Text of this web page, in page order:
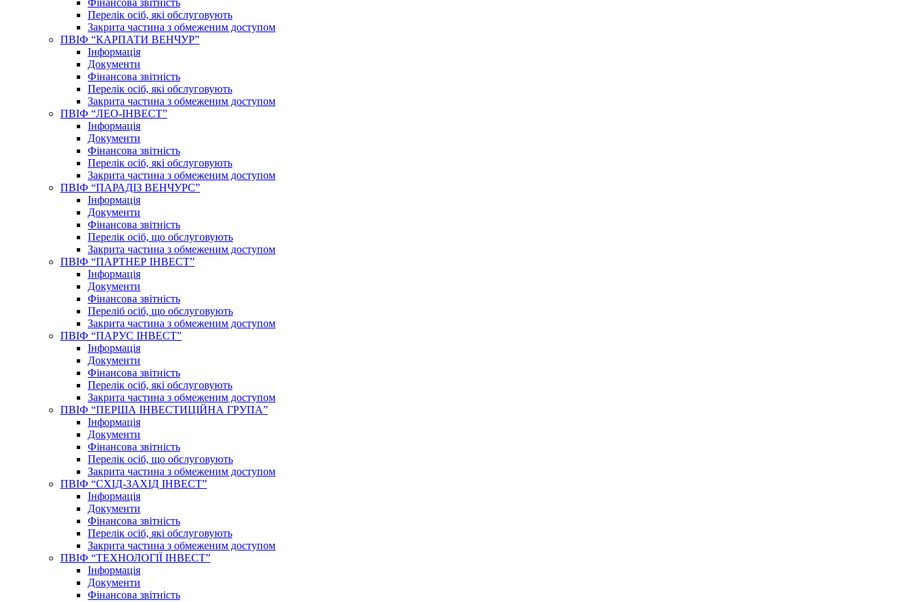
Фінансова звітність
Перелік осіб, які обслуговують
Закрита частина з обмеженим доступом
ПВІФ “КАРПАТИ ВЕНЧУР”
Інформація
Документи
Фінансова звітність
Перелік осіб, які обслуговують
Закрита частина з обмеженим доступом
ПВІФ “ЛЕО-ІНВЕСТ”
Інформація
Документи
Фінансова звітність
Перелік осіб, які обслуговують
Закрита частина з обмеженим доступом
ПВІФ “ПАРАДІЗ ВЕНЧУРС”
Інформація
Документи
Фінансова звітність
Перелік осіб, що обслуговують
Закрита частина з обмеженим доступом
ПВІФ “ПАРТНЕР ІНВЕСТ”
Інформація
Документи
Фінансова звітність
Переліб осіб, що обслуговують
Закрита частина з обмеженим доступом
ПВІФ “ПАРУС ІНВЕСТ”
Інформація
Документи
Фінансова звітність
Перелік осіб, які обслуговують
Закрита частина з обмеженим доступом
ПВІФ “ПЕРША ІНВЕСТИЦІЙНА ГРУПА”
Інформація
Документи
Фінансова звітність
Перелік осіб, що обслуговують
Закрита частина з обмеженим доступом
ПВІФ “СХІД-ЗАХІД ІНВЕСТ”
Інформація
Документи
Фінансова звітність
Перелік осіб, які обслуговують
Закрита частина з обмеженим доступом
ПВІФ “ТЕХНОЛОГІЇ ІНВЕСТ”
Інформація
Документи
Фінансова звітність